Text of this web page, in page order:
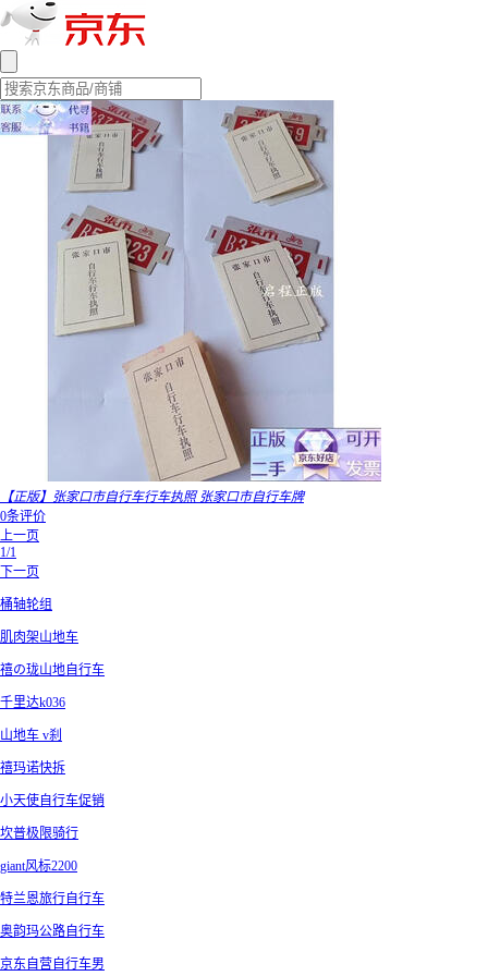
【正版】张家口市自行车行车执照 张家口市自行车牌
0条评价
上一页
1/1
下一页
桶轴轮组
肌肉架山地车
禧の珑山地自行车
千里达k036
山地车 v刹
禧玛诺快拆
小天使自行车促销
坎普极限骑行
giant风标2200
特兰恩旅行自行车
奥韵玛公路自行车
京东自营自行车男